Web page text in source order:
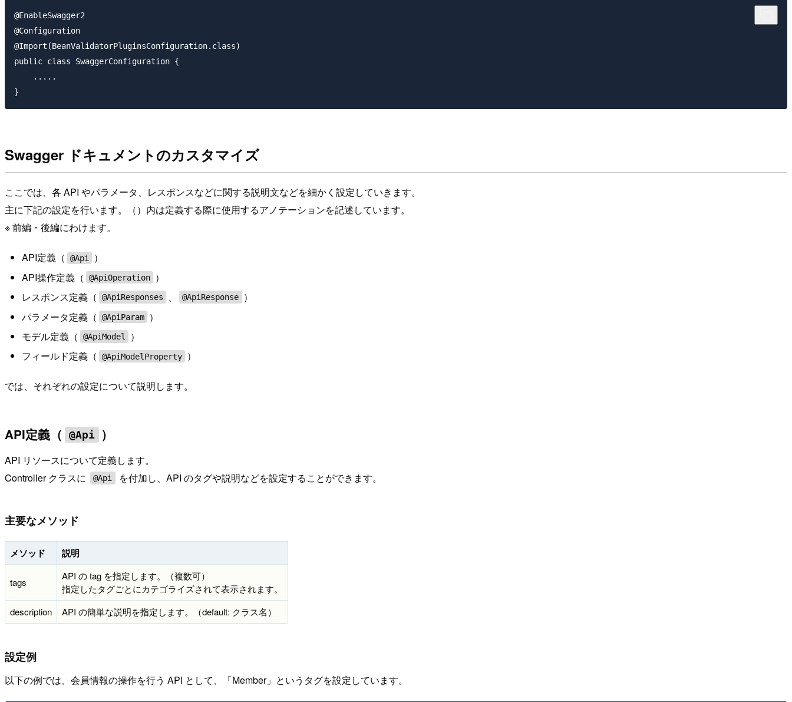
@EnableSwagger2
@Configuration
@Import(BeanValidatorPluginsConfiguration.class)
public class SwaggerConfiguration {
    .....
Swagger ドキュメントのカスタマイズ
ここでは、各 API やパラメータ、レスポンスなどに関する説明文などを細かく設定していきます。
主に下記の設定を行います。（）内は定義する際に使用するアノテーションを記述しています。
※ 前編・後編にわけます。
API定義（ @Api
）
API操作定義（
@ApiOperation
）
レスポンス定義（
@ApiResponses 、 @ApiResponse
）
パラメータ定義（
@ApiParam
）
モデル定義（
@ApiModel
）
フィールド定義（
@ApiModelProperty ）
では、それぞれの設定について説明します。
API定義（ @Api ）
API リソースについて定義します。
Controller クラスに
@Api を付加し、API のタグや説明などを設定することができます。
主要なメソッド
メソッド 説明
tags
API の tag を指定します。（複数可）
指定したタグごとにカテゴライズされて表示されます。
description
API の簡単な説明を指定します。（default: クラス名）
設定例
以下の例では、会員情報の操作を行う API として、「Member」というタグを設定しています。